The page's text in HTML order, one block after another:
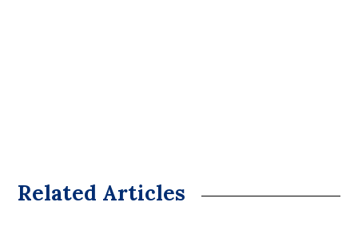
Related Articles